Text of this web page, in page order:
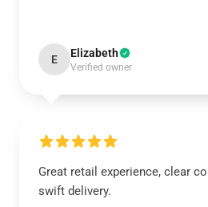
E Elizabeth
Verified owner
Great retail experience, clear
swift delivery.